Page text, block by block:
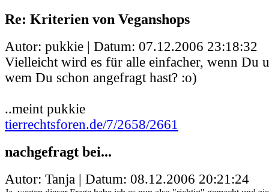
Re: Kriterien von Veganshops
Autor: pukkie | Datum: 07.12.2006 23:18:32
Vielleicht wird es für alle einfacher, wenn Du
wem Du schon angefragt hast? :o)
..meint pukkie
tierrechtsforen.de/7/2658/2661
nachgefragt bei...
Autor: Tanja | Datum: 08.12.2006 20:21:24